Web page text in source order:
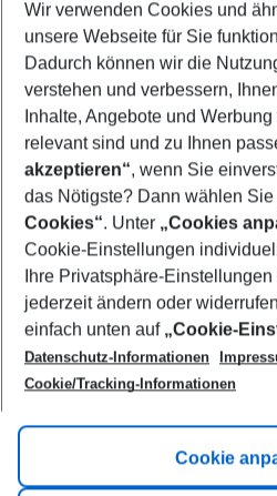
Select your date range
12/08/26–10/08/27 5-8
Who will travel
2 adults No children
Show more
Footer
Footer navigation
Title A
Link A
Wir verwenden Cookies und
unsere Webseite für Sie
Dadurch können wir die
verstehen und verbessern,
Inhalte, Angebote und
relevant sind und zu Ihnen
akzeptieren“, wenn Sie
das Nötigste? Dann wählen Sie
Cookies“. Unter „Cookies
Cookie-Einstellungen
Ihre Privatsphäre-
jederzeit ändern oder
einfach unten auf „Cookie-
Datenschutz-Informationen
Cookie/Tracking-Informationen
Cookie